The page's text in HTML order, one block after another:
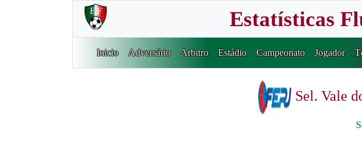
Estatísticas
Inicio Adversário Árbitro Estádio Campeonato Jogador
Sel. Vale